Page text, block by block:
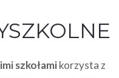
szkołamikorzysta z